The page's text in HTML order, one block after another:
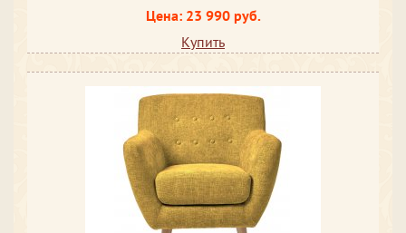
Цена: 23 990 руб.
Купить